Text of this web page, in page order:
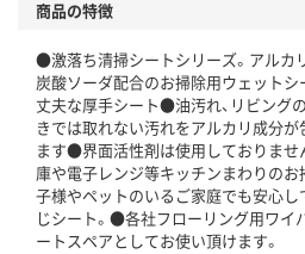
商品の特徴
●激落ち清掃シートシリーズ。アルカ
炭酸ソーダ配合のお掃除用ウェット
丈夫な厚手シート●油汚れ、リビング
きでは取れない汚れをアルカリ成分
ます●界面活性剤は使用しておりませ
庫や電子レンジ等キッチンまわりの
子様やペットのいるご家庭でも安心
じシート。●各社フローリング用ワイ
ートスペアとしてお使い頂けます。